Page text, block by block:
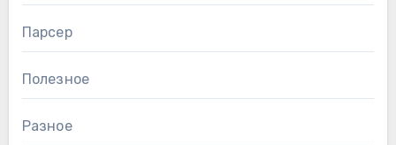
Парсер
Полезное
Разное